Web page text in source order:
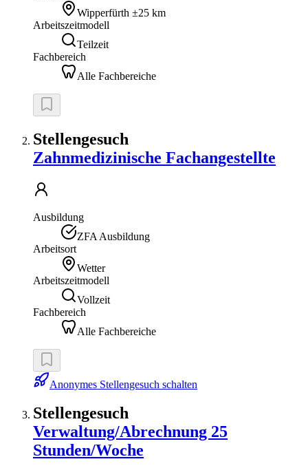
Wipperfürth ±25 km
Arbeitszeitmodell
Teilzeit
Fachbereich
Alle Fachbereiche
Stellengesuch
Zahnmedizinische Fachangestellte
Ausbildung
ZFA Ausbildung
Arbeitsort
Wetter
Arbeitszeitmodell
Vollzeit
Fachbereich
Alle Fachbereiche
Anonymes Stellengesuch schalten
Stellengesuch
Verwaltung/Abrechnung 25
Stunden/Woche